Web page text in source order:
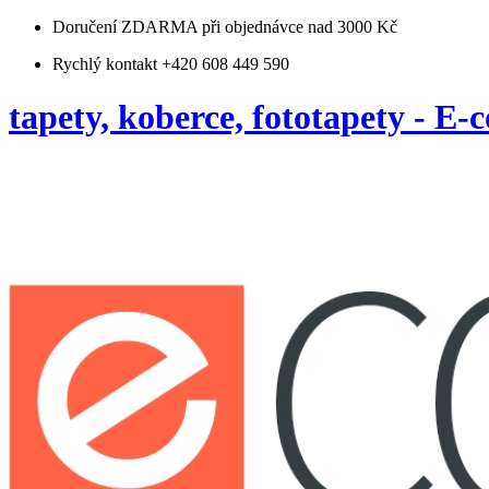
Doručení ZDARMA při objednávce nad 3000 Kč
Rychlý kontakt +420 608 449 590
tapety, koberce, fototapety - E-